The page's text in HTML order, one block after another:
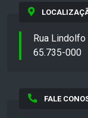
Rua
65.735-000
FALE